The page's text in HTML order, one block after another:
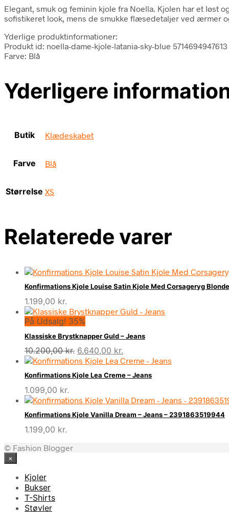
Elegant, smuk og feminin kjole fra Noella. Kjolen har et
sofistikeret look, mens de smukke flæsedetaljer ved ærmer
Yderlige produktinformationer:
Produkt id: noella-dame-kjole-latania-sky-blue 5714694947613
Farve: Blå
Yderligere
Butik Klædeskabet
Farve Blå
Størrelse XS
Relaterede varer
Konfirmations Kjole Louise Satin Kjole Med Corsageryg
1.199,00 kr.
På Udsalg! 35%
Klassiske Brystknapper Guld – Jeans
10.200,00kr. Den
oprindelige
pris
var:
6.640,00 kr.
aktuelle
pris
er:
Konfirmations Kjole Lea Creme – Jeans
1.099,00 kr.
Konfirmations Kjole Vanilla Dream – Jeans – 2391863519944
1.199,00 kr.
© Fashion Blogger
×
Kjoler
Bukser
T-Shirts
Støvler